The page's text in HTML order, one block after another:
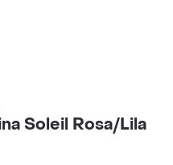
Soleil Rosa/Lila